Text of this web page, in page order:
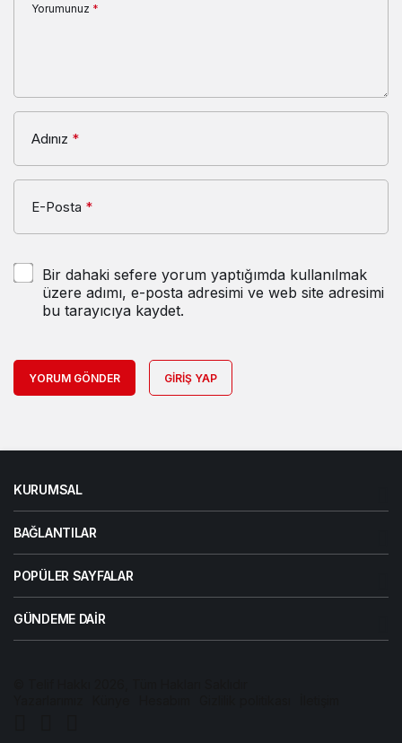
Yorumunuz *
Adınız *
E-Posta *
Bir dahaki sefere yorum yaptığımda kullanılmak
üzere adımı, e-posta adresimi ve web site adresimi
bu tarayıcıya kaydet.
YORUM GÖNDER GIRIŞ YAP
KURUMSAL
BAĞLANTILAR
POPÜLER SAYFALAR
GÜNDEME DAIR